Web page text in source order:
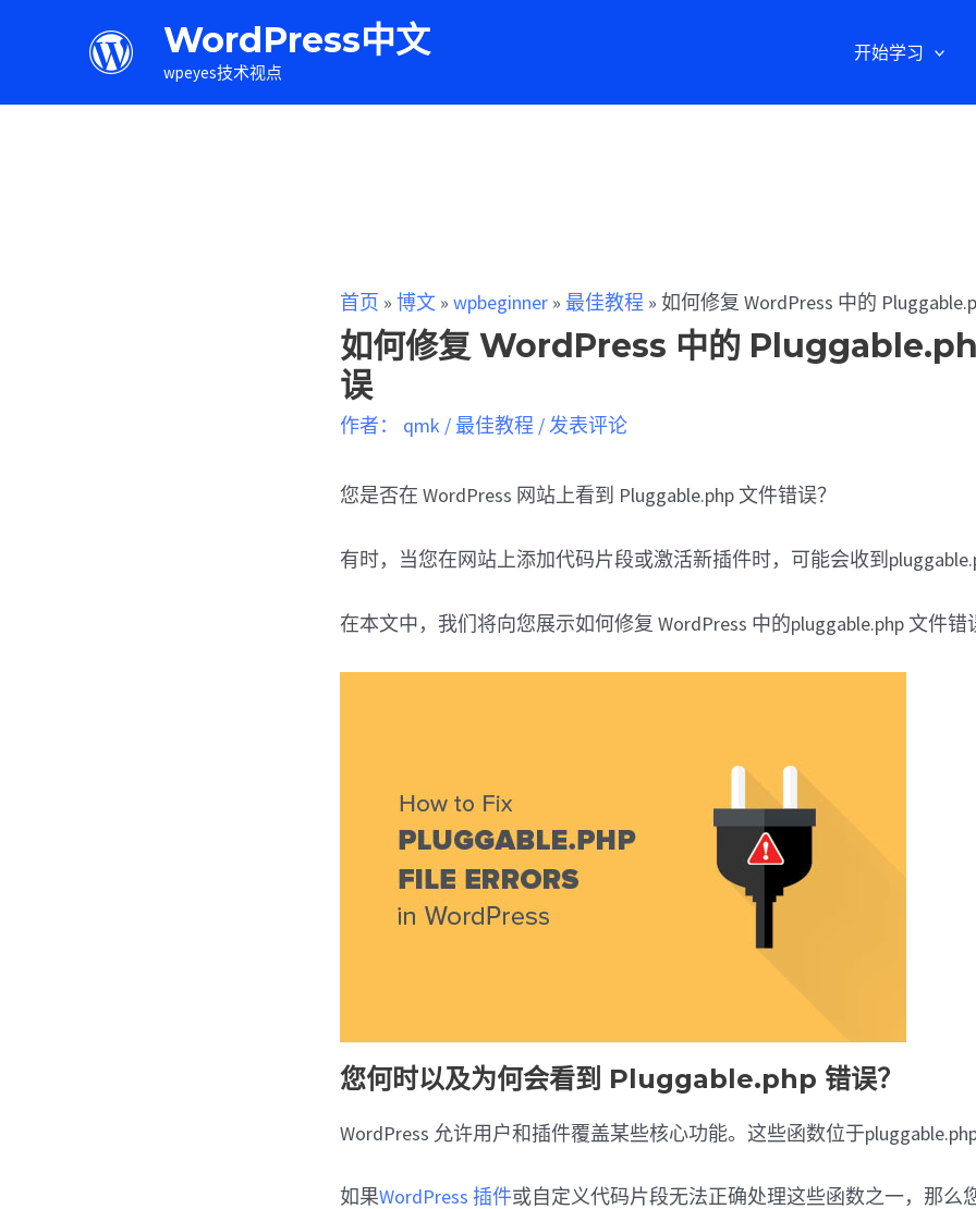
WordPress中文
wpeyes技术视点
开始学习
首页 »博文 »wpbeginner » 最佳教程 »如何修复 WordPress 中的
如何修复 WordPress 中的
误
作者： qmk / 最佳教程 /发表评论
您是否在 WordPress 网站上看到 Pluggable.php 文件错误？
有时，当您在网站上添加代码片段或激活新插件时，可能会收到
在本文中，我们将向您展示如何修复 WordPress 中的pluggable.php 文件错
您何时以及为何会看到 Pluggable.php 错误？
WordPress 允许用户和插件覆盖某些核心功能。这些函数位于pluggable.php
如果WordPress 插件或自定义代码片段无法正确处理这些函数之一，那么